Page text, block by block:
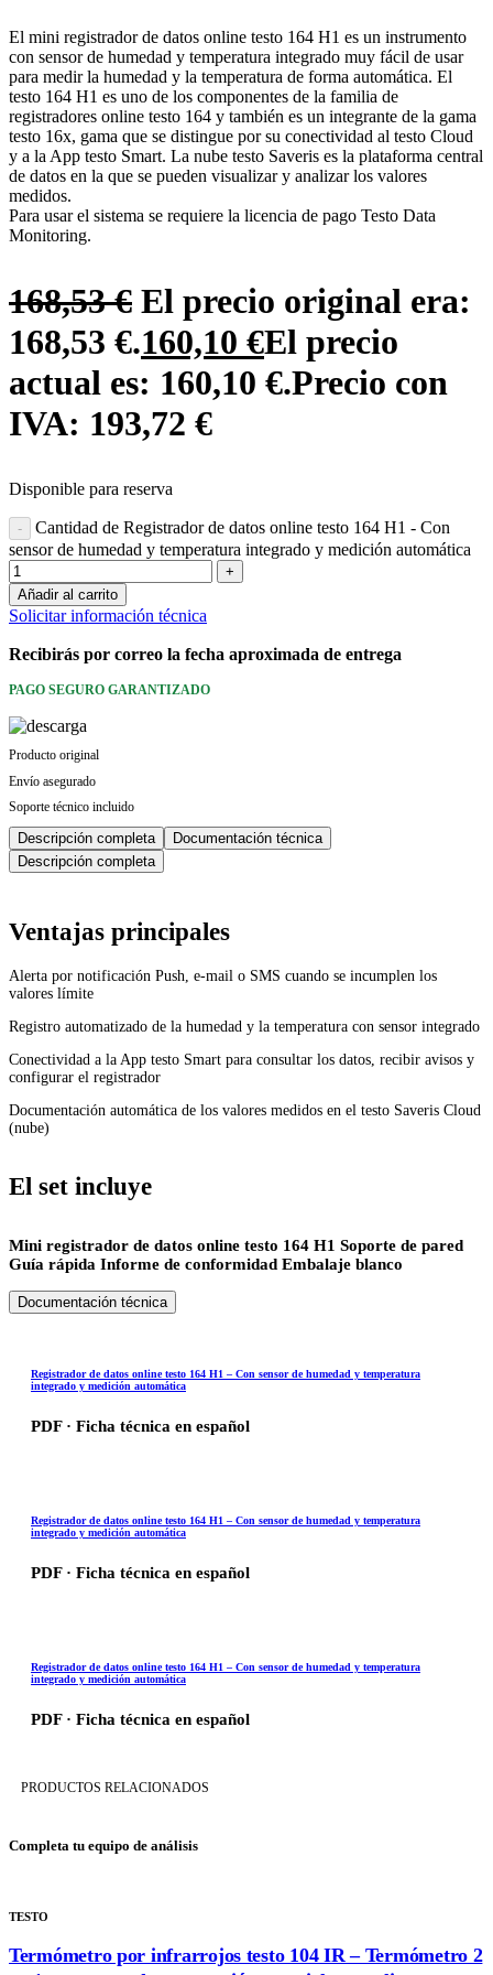
medición
Accesorios
ACCIONAMIENTO Y
ROBÓTICA
Robots
Variadores y arrancadores
SENSORES Y
DETECCIÓN
Sistemas RFID
Sensores avanzados
Sistemas de visión (lectores
de códigos, inspección y
visión artificial)
COMPONENTES
Conectores, bornas y
Herramientas automáticas
Impresoras y material de
rotulación
Software para fabricación
Interfaces y convertidores
de señal
Temporizadores
NEUMÁTICA Y
Electroválvulas
MARCAS DESTACADAS
Phoenix Contact
Harting
Yaskawa
Microcom
Emotron
Datalogic
Quiénes somosLo que hacemos
📞 958 29 35 51✉ info@dtisa.com
👤 Iniciar sesión / Registrarse
El mini registrador de datos online testo 164 H1 es un instrumento
con sensor de humedad y temperatura integrado muy fácil de usar
para medir la humedad y la temperatura de forma automática. El
testo 164 H1 es uno de los componentes de la familia de
registradores online testo 164 y también es un integrante de la gama
testo 16x, gama que se distingue por su conectividad al testo Cloud
y a la App testo Smart. La nube testo Saveris es la plataforma central
de datos en la que se pueden visualizar y analizar los valores
medidos.
Para usar el sistema se requiere la licencia de pago Testo Data
Monitoring.
168,53€ El precio original era:
168,53 €.160,10 €El precio
actual es: 160,10 €.Precio con
IVA: 193,72 €
Disponible para reserva
Cantidad de Registrador de datos online testo 164 H1 - Con
sensor de humedad y temperatura integrado y medición automática
Añadir al carrito
Solicitar información técnica
Recibirás por correo la fecha aproximada de entrega
PAGO SEGURO GARANTIZADO
Producto original
Envío asegurado
Soporte técnico incluido
Descripción completa
Documentación técnica
Descripción completa
Ventajas principales
Alerta por notificación Push, e-mail o SMS cuando se incumplen los
valores límite
Registro automatizado de la humedad y la temperatura con sensor integrado
Conectividad a la App testo Smart para consultar los datos, recibir avisos y
configurar el registrador
Documentación automática de los valores medidos en el testo Saveris Cloud
(nube)
El set incluye
Mini registrador de datos online testo 164 H1 Soporte de pared
Guía rápida Informe de conformidad Embalaje blanco
Documentación técnica
Registrador de datos online testo 164 H1 – Con sensor de humedad y temperatura
integrado y medición automática
PDF · Ficha técnica en español
Registrador de datos online testo 164 H1 – Con sensor de humedad y temperatura
integrado y medición automática
PDF · Ficha técnica en español
Registrador de datos online testo 164 H1 – Con sensor de humedad y temperatura
integrado y medición automática
PDF · Ficha técnica en español
PRODUCTOS RELACIONADOS
Completa tu equipo de análisis
TESTO
Termómetro por infrarrojos testo 104 IR – Termómetro 2